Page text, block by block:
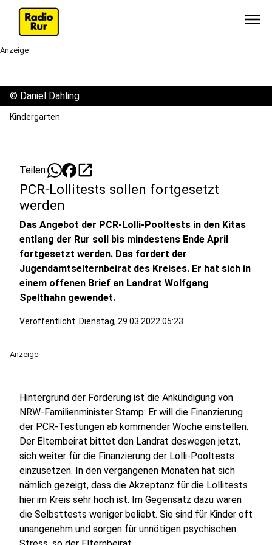
menu
Anzeige
© Daniel Dähling
Kindergarten
Teilen: open_in_new
PCR-Lollitests sollen fortgesetzt
werden
Das Angebot der PCR-Lolli-Pooltests in den Kitas
entlang der Rur soll bis mindestens Ende April
fortgesetzt werden. Das fordert der
Jugendamtselternbeirat des Kreises. Er hat sich in
einem offenen Brief an Landrat Wolfgang
Spelthahn gewendet.
Veröffentlicht: Dienstag, 29.03.2022 05:23
Anzeige
Hintergrund der Forderung ist die Ankündigung von
NRW-Familienminister Stamp: Er will die Finanzierung
der PCR-Testungen ab kommender Woche einstellen.
Der Elternbeirat bittet den Landrat deswegen jetzt,
sich weiter für die Finanzierung der Lolli-Pooltests
einzusetzen. In den vergangenen Monaten hat sich
nämlich gezeigt, dass die Akzeptanz für die Lollitests
hier im Kreis sehr hoch ist. Im Gegensatz dazu waren
die Selbsttests weniger beliebt. Sie sind für Kinder oft
unangenehm und sorgen für unnötigen psychischen